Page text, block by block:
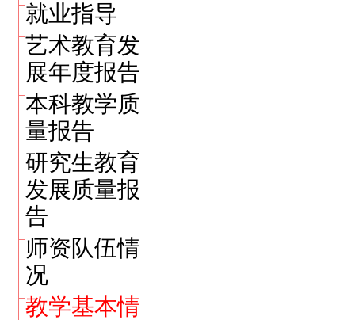
就业指导
艺术教育发
展年度报告
本科教学质
量报告
研究生教育
发展质量报
告
师资队伍情
况
教学基本情